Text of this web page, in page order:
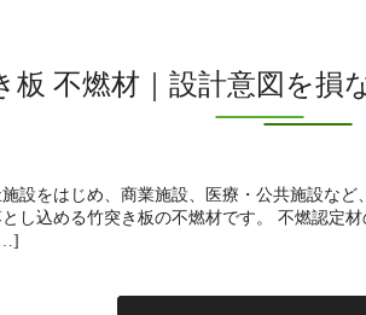
板 不燃材｜設計意図を損
設をはじめ、商業施設、医療・公共施設など
し込める竹突き板の不燃材です。 不燃認定